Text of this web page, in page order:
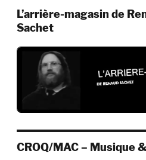
L’arrière-magasin de
Sachet
CROQ/MAC – Musique